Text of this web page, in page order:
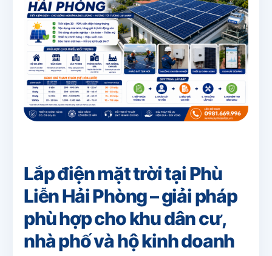
Lắp điện mặt trời tại Phù
Liễn Hải Phòng – giải pháp
phù hợp cho khu dân cư,
nhà phố và hộ kinh doanh